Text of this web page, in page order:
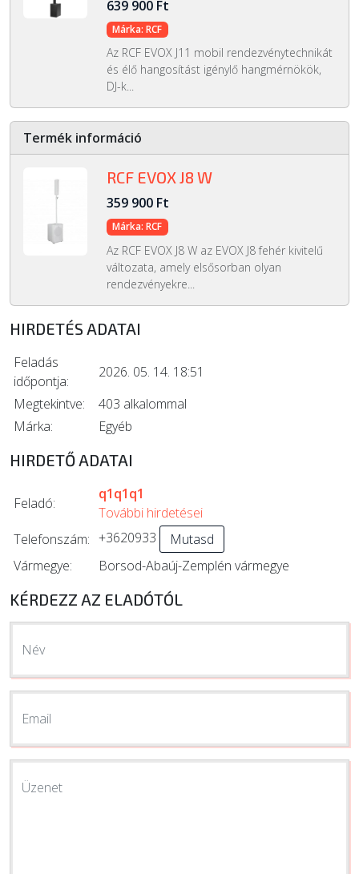
639 900 Ft
Márka: RCF
Az RCF EVOX J11 mobil rendezvénytechnikát
és élő hangosítást igénylő hangmérnökök,
DJ-k...
Termék információ
RCF EVOX J8 W
359 900 Ft
Márka: RCF
Az RCF EVOX J8 W az EVOX J8 fehér kivitelű
változata, amely elsősorban olyan
rendezvényekre...
HIRDETÉS ADATAI
Feladás
időpontja:
2026. 05. 14. 18:51
Megtekintve:
403 alkalommal
Márka:
Egyéb
HIRDETŐ ADATAI
Feladó:
q1q1q1
További hirdetései
Telefonszám: +3620933
Mutasd
Vármegye:
Borsod-Abaúj-Zemplén vármegye
KÉRDEZZ AZ ELADÓTÓL
Név
Email
Üzenet